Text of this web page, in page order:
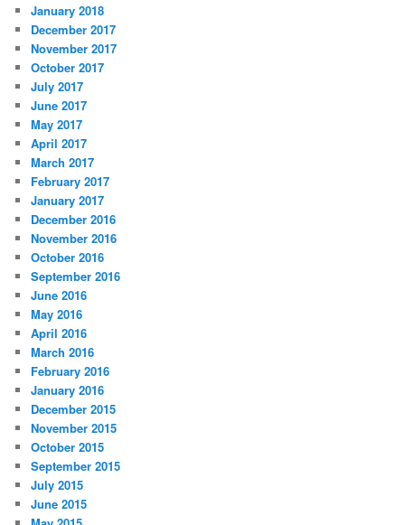
January 2018
December 2017
November 2017
October 2017
July 2017
June 2017
May 2017
April 2017
March 2017
February 2017
January 2017
December 2016
November 2016
October 2016
September 2016
June 2016
May 2016
April 2016
March 2016
February 2016
January 2016
December 2015
November 2015
October 2015
September 2015
July 2015
June 2015